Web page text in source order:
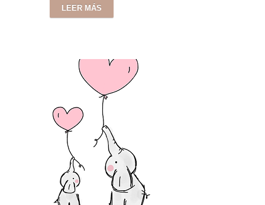
LEER MÁS